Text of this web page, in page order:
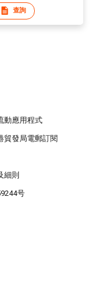
查詢
動應用程式
貿發局電郵訂閱
細則
号